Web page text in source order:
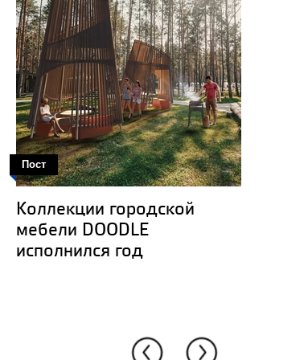
Пост
Коллекции городской
мебели DOODLE
исполнился год